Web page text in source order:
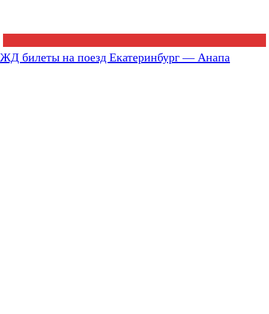
ЖД билеты на поезд Екатеринбург — Анапа